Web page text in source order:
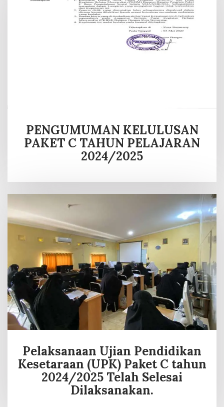
PENGUMUMAN KELULUSAN
PAKET C TAHUN PELAJARAN
2024/2025
Pelaksanaan Ujian Pendidikan
Kesetaraan (UPK) Paket C tahun
2024/2025 Telah Selesai
Dilaksanakan.